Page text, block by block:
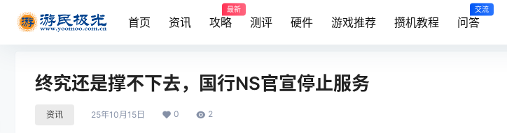
首页 资讯 攻略
最新
测评 硬件 游戏推荐 攒机教程 问答
交流
终究还是撑不下去，国行NS官宣停止服务
资讯 25年10月15日 0 2